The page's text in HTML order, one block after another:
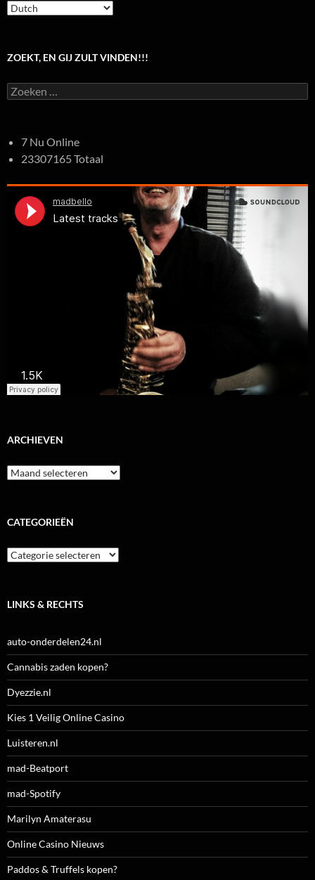
ZOEKT, EN GIJ ZULT VINDEN!!!
Zoeken
naar:
7 Nu Online
23307165 Totaal
ARCHIEVEN
Archieven
CATEGORIEËN
Categorieën
LINKS & RECHTS
auto-onderdelen24.nl
Cannabis zaden kopen?
Dyezzie.nl
Kies 1 Veilig Online Casino
Luisteren.nl
mad-Beatport
mad-Spotify
Marilyn Amaterasu
Online Casino Nieuws
Paddos & Truffels kopen?